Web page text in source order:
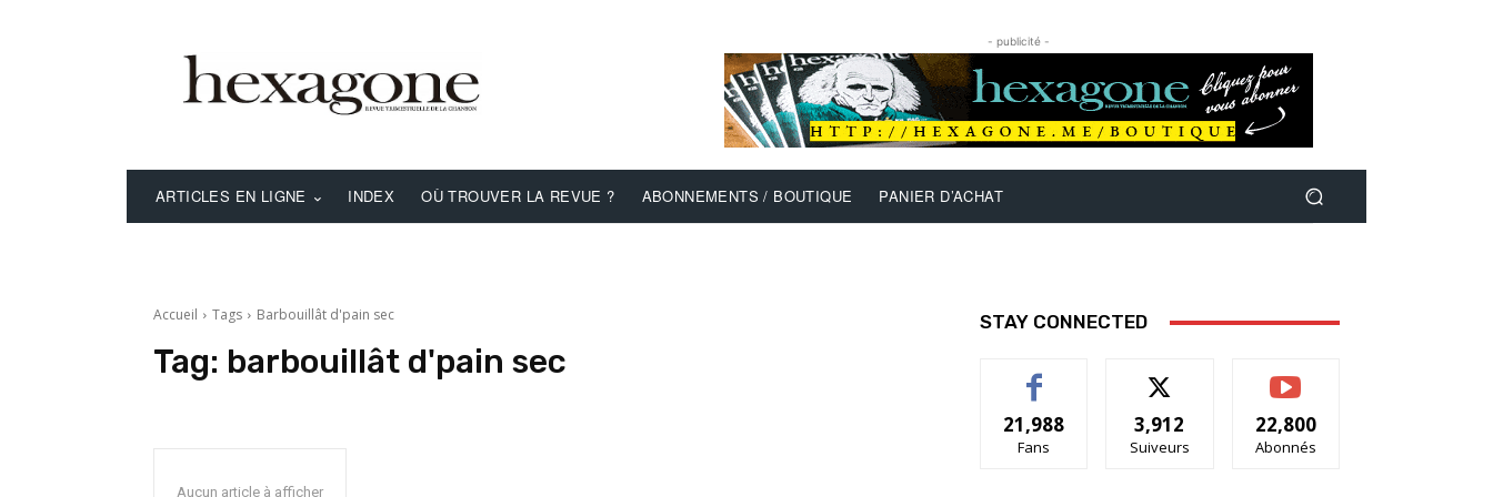
- publicité -
ARTICLES EN LIGNE INDEX OÙ TROUVER LA REVUE ? ABONNEMENTS / BOUTIQUE PANIER D’ACHAT
Accueil Tags Barbouillât d'pain sec
Tag: barbouillât d'pain sec
Aucun article à afficher
STAY CONNECTED
21,988
Fans
3,912
Suiveurs
22,800
Abonnés